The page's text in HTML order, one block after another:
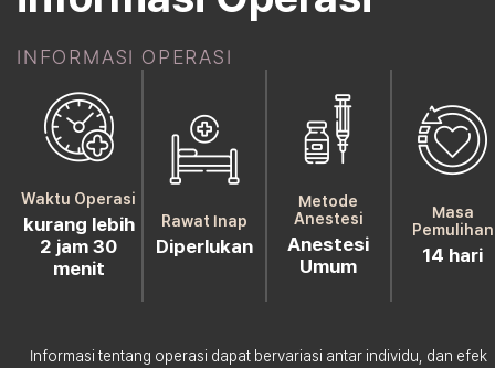
INFORMASI OPERASI
Waktu Operasi
kurang lebih
2 jam 30
menit
Rawat Inap
Diperlukan
Metode
Anestesi
Anestesi
Umum
Masa
Pemulihan
14 hari
Informasi tentang operasi dapat bervariasi antar individu, dan efek